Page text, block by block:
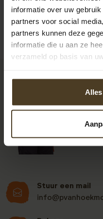
informatie over uw
partners voor social
partners kunnen deze
informatie die u aan ze
verzameld op basis van
Stuur een mail